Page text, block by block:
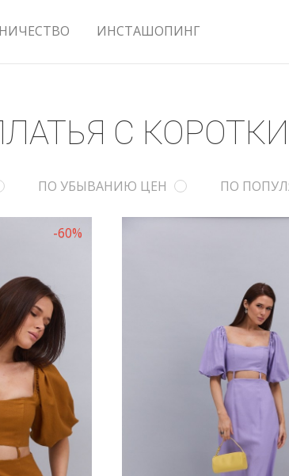
ИНСТАШОПИНГ
С
ПО УБЫВАНИЮ ЦЕН ПО
-60%